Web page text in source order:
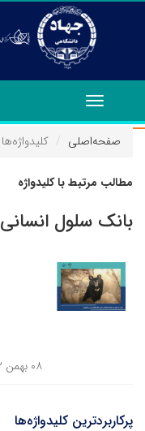
Toggle
navigation
صفحه‌اصلی
کلیدواژه‌ها
مطالب مرتبط با کلیدواژه
بانک سلول انسانی
۰۸ بهمن ۱۴۰۲
پرکاربردترین کلیدواژه‌ها